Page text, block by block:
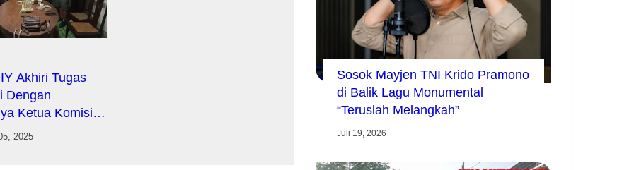
Akhiri Tugas
Dengan
Ketua Komisi D
Menjadi Ketum
2025
Sosok Mayjen TNI Krido Pramono
di Balik Lagu Monumental
“Teruslah Melangkah”
Juli 19, 2026